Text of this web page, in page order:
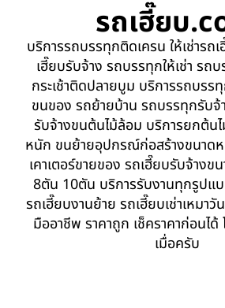
รถเฮี๊ยบ
บริการรถบรรทุกติดเครน ให้เช่ารถ
เฮี๊ยบรับจ้าง รถบรรทุกให้เช่า รถ
กระเช้าติดปลายบูม บริการรถบร
ขนของ รถย้ายบ้าน รถบรรทุกรับจ้
รับจ้างขนต้นไม้ล้อม บริการยกต้น
หนัก ขนย้ายอุปกรณ์ก่อสร้างขนาด
เคาเตอร์ขายของ รถเฮี๊ยบรับจ้าง
8ตัน 10ตัน บริการรับงานทุกรูปแ
รถเฮี๊ยบงานย้าย รถเฮี๊ยบเช่าเหมา
มืออาชีพ ราคาถูก เช็คราคาก่อนไ
เมื่อครับ